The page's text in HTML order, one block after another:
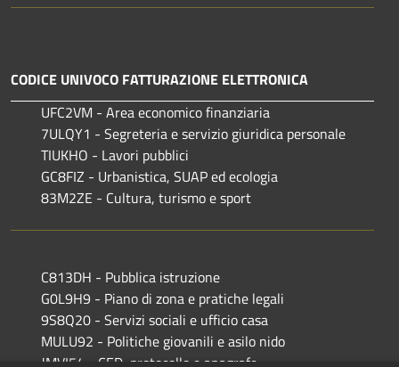
CODICE UNIVOCO FATTURAZIONE ELETTRONICA
UFC2VM - Area economico finanziaria
7ULQY1 - Segreteria e servizio giuridica personale
TIUKHO - Lavori pubblici
GC8FIZ - Urbanistica, SUAP ed ecologia
83M2ZE - Cultura, turismo e sport
C813DH - Pubblica istruzione
G0L9H9 - Piano di zona e pratiche legali
9S8Q20 - Servizi sociali e ufficio casa
MULU92 - Politiche giovanili e asilo nido
JMVI54 - CED, protocollo e anagrafe